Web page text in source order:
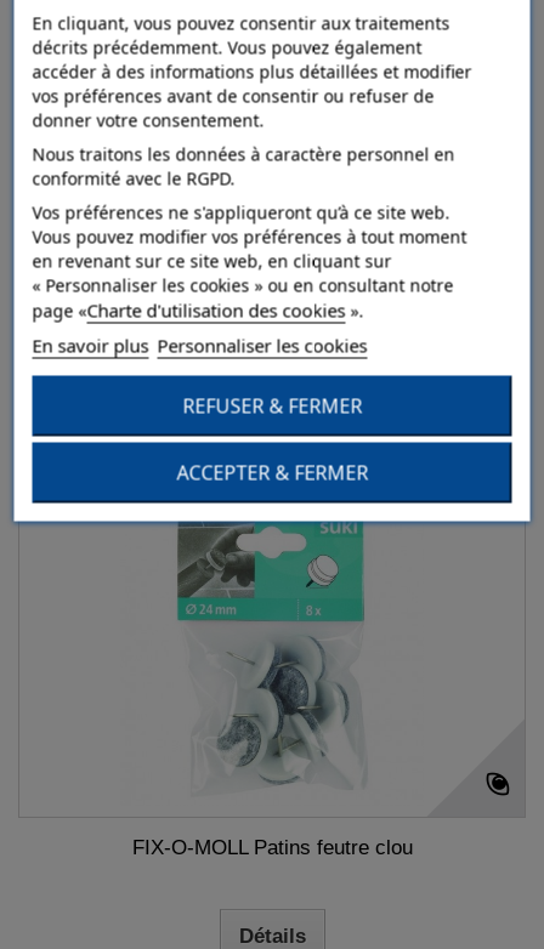
FIX-O-MOLL Patins feutre mince
Détails
Ajouter au comparateur
FIX-O-MOLL Patins feutre clou
Détails
En cliquant, vous pouvez consentir aux traitements
décrits précédemment. Vous pouvez également
accéder à des informations plus détaillées et modifier
vos préférences avant de consentir ou refuser de
donner votre consentement.
Nous traitons les données à caractère personnel en
conformité avec le RGPD.
Vos préférences ne s'appliqueront qu’à ce site web.
Vous pouvez modifier vos préférences à tout moment
en revenant sur ce site web, en cliquant sur
« Personnaliser les cookies » ou en consultant notre
page «Charte d'utilisation des cookies».
En savoir plus Personnaliser les cookies
REFUSER & FERMER
ACCEPTER & FERMER